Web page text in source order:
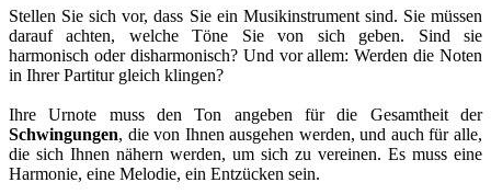
Stellen Sie sich vor, dass Sie ein Musikinstrument sind. Sie müssen
darauf achten, welche Töne Sie von sich geben. Sind sie
harmonisch oder disharmonisch? Und vor allem: Werden die Noten
in Ihrer Partitur gleich klingen?
Ihre Urnote muss den Ton angeben für die Gesamtheit der
Schwingungen, die von Ihnen ausgehen werden, und auch für alle,
die sich Ihnen nähern werden, um sich zu vereinen. Es muss eine
Harmonie, eine Melodie, ein Entzücken sein.